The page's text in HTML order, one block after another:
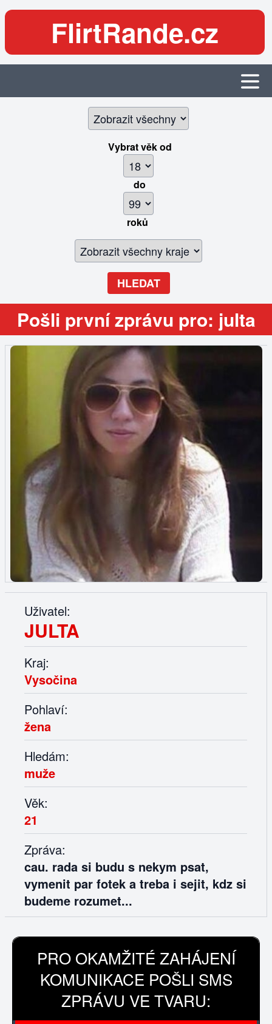
FlirtRande.cz
Vybrat věkod
do
roků
HLEDAT
Pošli první zprávu pro: julta
Uživatel:
JULTA
Kraj:
Vysočina
Pohlaví:
žena
Hledám:
muže
Věk:
21
Zpráva:
cau. rada si budu s nekym psat,
vymenit par fotek a treba i sejit, kdz si
budeme rozumet...
PRO OKAMŽITÉ ZAHÁJENÍ
KOMUNIKACE POŠLI SMS
ZPRÁVU VE TVARU: